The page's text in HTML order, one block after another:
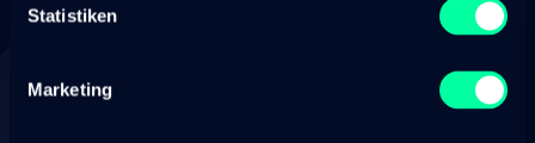
Statistiken
Marketing